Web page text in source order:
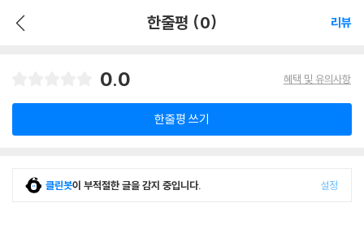
한줄평 (0) 리뷰
0.0 혜택 및 유의사항
한줄평 쓰기
클린봇이 부적절한 글을 감지 중입니다. 설정